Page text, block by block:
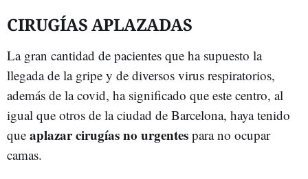
CIRUGÍAS APLAZADAS
La gran cantidad de pacientes que ha supuesto la
llegada de la gripe y de diversos virus respiratorios,
además de la covid, ha significado que este centro, al
igual que otros de la ciudad de Barcelona, haya tenido
que aplazar cirugías no urgentes para no ocupar
camas.